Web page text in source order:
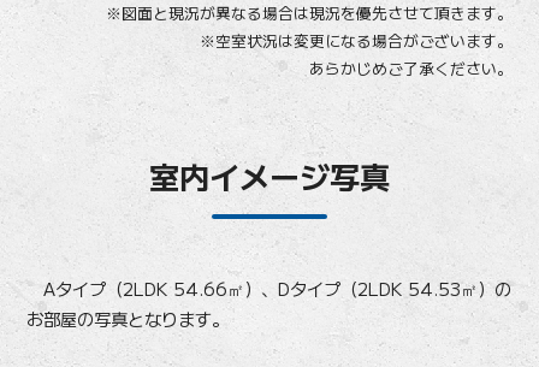
※図面と現況が異なる場合は現況を優先させて頂きます。
※空室状況は変更になる場合がございます。
あらかじめご了承ください。
室内イメージ写真
Aタイプ（2LDK 54.66㎡）、Dタイプ（2LDK 54.53㎡）の
お部屋の写真となります。